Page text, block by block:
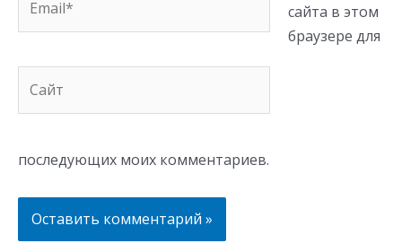
сайта в этом
браузере для
последующих моих комментариев.